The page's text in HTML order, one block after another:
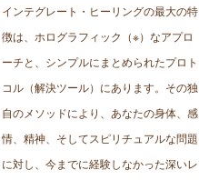
インテグレート・ヒーリングの最大の特
徴は、ホログラフィック（※）なアプロ
ーチと、シンプルにまとめられたプロト
コル（解決ツール）にあります。その独
自のメソッドにより、あなたの身体、感
情、精神、そしてスピリチュアルな問題
に対し、今までに経験しなかった深いレ